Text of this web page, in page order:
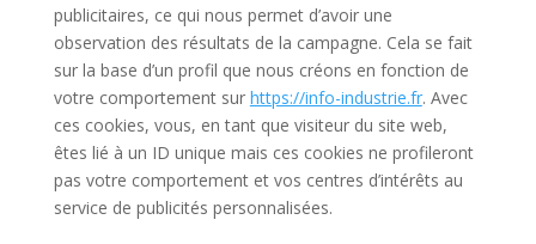
publicitaires, ce qui nous permet d’avoir une
observation des résultats de la campagne. Cela se fait
sur la base d’un profil que nous créons en fonction de
votre comportement sur https://info-industrie.fr. Avec
ces cookies, vous, en tant que visiteur du site web,
êtes lié à un ID unique mais ces cookies ne profileront
pas votre comportement et vos centres d’intérêts au
service de publicités personnalisées.